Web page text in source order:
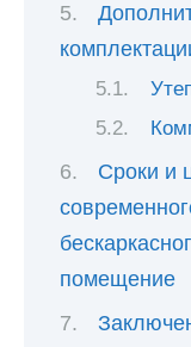
Сроки и
помещение